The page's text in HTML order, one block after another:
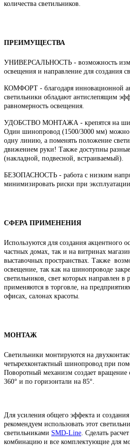
количества светильников.
ПРЕИМУЩЕСТВА
УНИВЕРСАЛЬНОСТЬ - возможность
освещения и направление для создания
КОМФОРТ - благодаря инновационной
светильники обладают антислепящим
равномерность освещения.
УДОБСТВО МОНТАЖА - крепятся на
Один шинопровод (1500/3000 мм) можно
одну линию, а поменять положение
движением руки! Также доступны
(накладной, подвесной, встраиваемый).
БЕЗОПАСНОСТЬ - работа с низким
минимизировать риски при
СФЕРА ПРИМЕНЕНИЯ
Используются для создания акцентного
частных домах, так и на витринах
выставочных пространствах. Также
освещение, так как на шинопроводе
светильников, свет которых направлен
применяются в торговле, на
офисах, салонах красоты.
МОНТАЖ
Светильники монтируются на
четырехконтактный шинопровод при
Поворотный механизм создает вращение
360° и по горизонтали на 85°.
Для усиления общего эффекта и
рекомендуем использовать этот
светильниками SMD-Line Сделать
комбинацию и все комплектующие для